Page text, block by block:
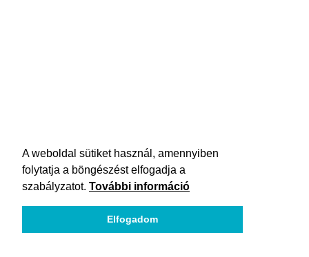
A weboldal sütiket használ, amennyiben
folytatja a böngészést elfogadja a
szabályzatot. További információ
Elfogadom